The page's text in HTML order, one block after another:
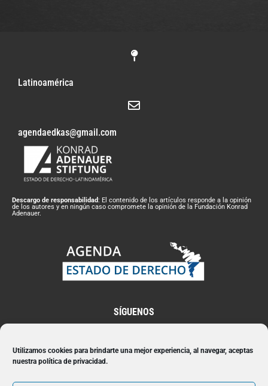
Utilizamos cookies para brindarte una mejor experiencia, al navegar, aceptas
nuestra política de privacidad.
Latinoamérica
agendaedkas@gmail.com
Descargo de responsabilidad: El contenido de los artículos responde a la opinión
de los autores y en ningún caso compromete la opinión de la Fundación Konrad
Adenauer.
SÍGUENOS